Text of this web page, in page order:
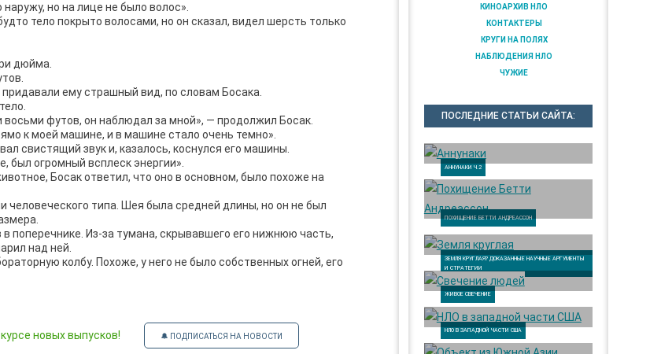
но на лице не было волос».
тело покрыто волосами, но он сказал, видел шерсть только
дюйма.
ему страшный вид, по словам Босака.
футов, он наблюдал за мной», — продолжил Босак.
к моей машине, и в машине стало очень темно».
свистящий звук и, казалось, коснулся его машины.
был огромный всплеск энергии».
Босак ответил, что оно в основном, было похоже на
человеческого типа. Шея была средней длины, но он не был
поперечнике. Из-за тумана, скрывавшего его нижнюю часть,
над ней.
колбу. Похоже, у него не было собственных огней, его
новых выпусков! 🔔 ПОДПИСАТЬСЯ НА НОВОСТИ
КИНОАРХИВ НЛО
КОНТАКТЕРЫ
КРУГИ НА ПОЛЯХ
НАБЛЮДЕНИЯ НЛО
ЧУЖИЕ
ПОСЛЕДНИЕ СТАТЬИ САЙТА:
АННУНАКИ Ч.2
ПОХИЩЕНИЕ БЕТТИ АНДРЕАССОН
ЗЕМЛЯ КРУГЛАЯ? ДОКАЗАННЫЕ НАУЧНЫЕ АРГУМЕНТЫ
И СТРАТЕГИИ
ЖИВОЕ СВЕЧЕНИЕ
НЛО В ЗАПАДНОЙ ЧАСТИ США